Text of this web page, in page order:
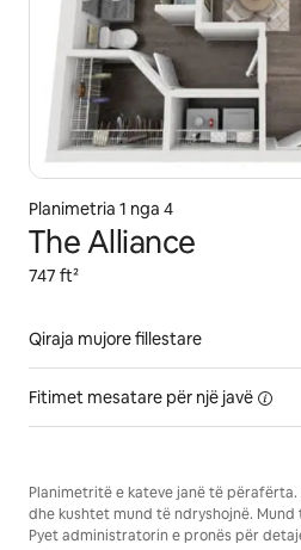
Planimetria 1 nga 4
The Alliance
747 ft²
Qiraja mujore fillestare
Fitimet mesatare për një javë
Planimetritë e kateve janë të
dhe kushtet mund të ndryshojnë.
Pyet administratorin e pronës për